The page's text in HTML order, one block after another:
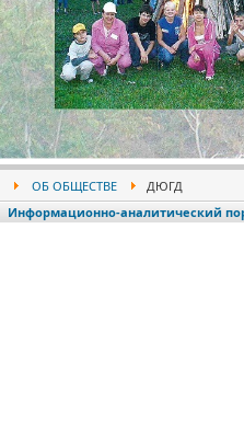
ОБ ОБЩЕСТВЕ
ДЮГД
Информационно-аналитический